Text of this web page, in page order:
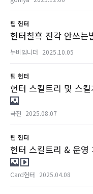
팁 헌터
헌터칠흑 진각 안쓰는
뉴비임니더 2025.10.05
팁 헌터
헌터 스킬트리 및 스
극진 2025.08.07
팁 헌터
헌터 스킬트리 & 운영
Card헌터 2025.04.08